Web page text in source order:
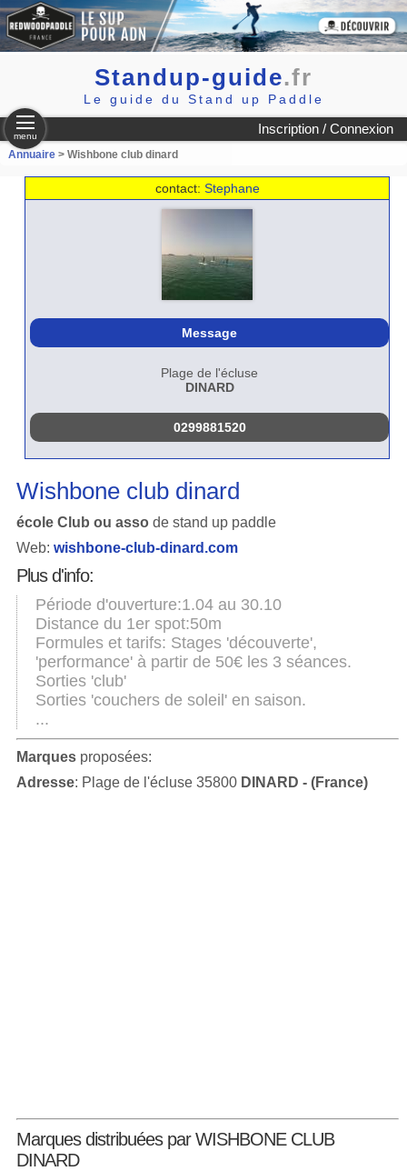
Standup-guide.fr
Le guide du Stand up Paddle
Inscription / Connexion
menu
Annuaire> Wishbone club dinard
contact: Stephane
Message
Plage de l'écluse
DINARD
0299881520
Wishbone club dinard
école Club ou asso de stand up paddle
Web: wishbone-club-dinard.com
Plus d'info:
Période d'ouverture:1.04 au 30.10
Distance du 1er spot:50m
Formules et tarifs: Stages 'découverte',
'performance' à partir de 50€ les 3 séances.
Sorties 'club'
Sorties 'couchers de soleil' en saison.
...
Marquesproposées:
Adresse: Plage de l'écluse 35800 DINARD - (France)
Marques distribuées par WISHBONE CLUB
DINARD